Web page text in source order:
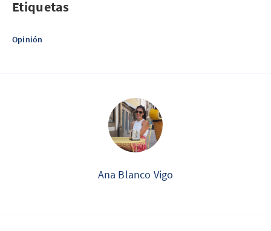
Etiquetas
Opinión
Ana Blanco Vigo